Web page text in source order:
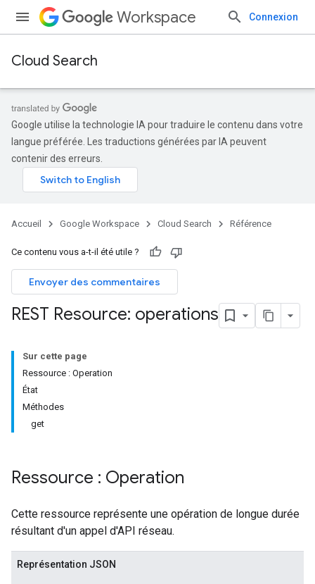
Workspace Connexion
Cloud Search
Google utilise la technologie IA pour traduire le contenu dans votre
langue préférée. Les traductions générées par IA peuvent
contenir des erreurs.
Accueil Google Workspace Cloud Search Référence
Ce contenu vous a-t-il été utile ?
Envoyer des commentaires
REST Resource: operations
Sur cette page
Ressource : Operation
État
Méthodes
get
Ressource : Operation
Cette ressource représente une opération de longue durée
résultant d'un appel d'API réseau.
Représentation JSON